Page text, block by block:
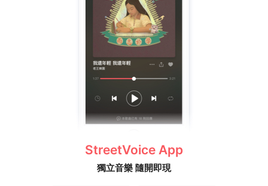
StreetVoice App
獨立音樂 隨開即現